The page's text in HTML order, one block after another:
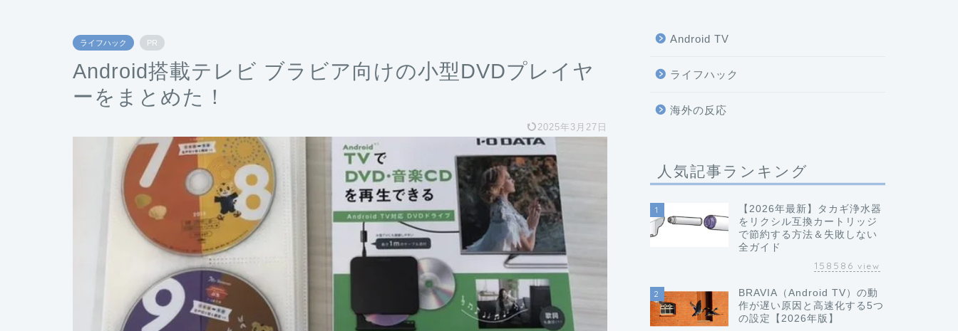
ライフハック PR
Android搭載テレビ ブラビア向けの小型DVDプレイヤ
ーをまとめた！
2025年3月27日
Android TV
ライフハック
海外の反応
人気記事ランキング
1
【2026年最新】タカギ浄水器
をリクシル互換カートリッジ
で節約する方法＆失敗しない
全ガイド
158586 view
2
BRAVIA（Android TV）の動
作が遅い原因と高速化する5つ
の設定【2026年版】